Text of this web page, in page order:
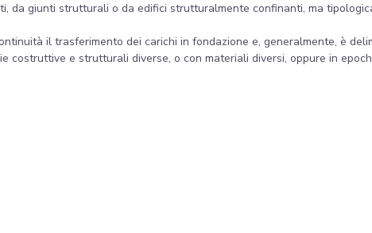
da giunti strutturali o da edifici strutturalmente confinanti, ma
il trasferimento dei carichi in fondazione e, generalmente, è
costruttive e strutturali diverse, o con materiali diversi, oppure in